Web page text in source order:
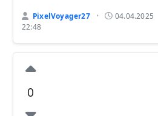
PixelVoyager27 •
04.04.2025
22:48
0